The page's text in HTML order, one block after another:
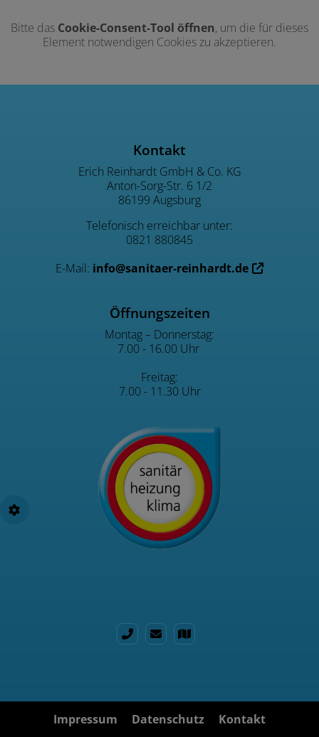
Bitte das Cookie-Consent-Tool öffnen, um die für dieses
Element notwendigen Cookies zu akzeptieren.
Kontakt
Erich Reinhardt GmbH & Co. KG
Anton-Sorg-Str. 6 1/2
86199 Augsburg
Telefonisch erreichbar unter:
0821 880845
E-Mail: info@sanitaer-reinhardt.de
Öffnungszeiten
Montag – Donnerstag:
7.00 - 16.00 Uhr
Freitag:
7.00 - 11.30 Uhr
Impressum Datenschutz Kontakt